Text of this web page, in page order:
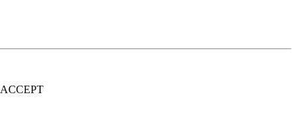
ACCEPT